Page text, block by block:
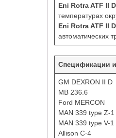
Eni Rotra ATF II D
температурах
Eni Rotra ATF II D
автоматических
Спецификации
GM DEXRON II D
MB 236.6
Ford MERCON
MAN 339 type Z-1
MAN 339 type V-1
Allison C-4